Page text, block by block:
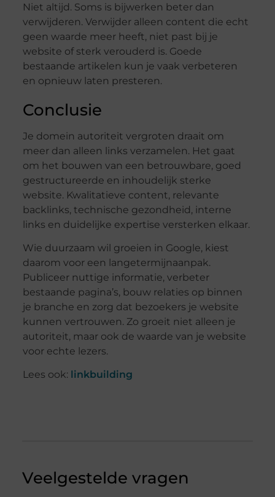
Niet altijd. Soms is bijwerken beter dan
verwijderen. Verwijder alleen content die echt
geen waarde meer heeft, niet past bij je
website of sterk verouderd is. Goede
bestaande artikelen kun je vaak verbeteren
en opnieuw laten presteren.
Conclusie
Je domein autoriteit vergroten draait om
meer dan alleen links verzamelen. Het gaat
om het bouwen van een betrouwbare, goed
gestructureerde en inhoudelijk sterke
website. Kwalitatieve content, relevante
backlinks, technische gezondheid, interne
links en duidelijke expertise versterken elkaar.
Wie duurzaam wil groeien in Google, kiest
daarom voor een langetermijnaanpak.
Publiceer nuttige informatie, verbeter
bestaande pagina’s, bouw relaties op binnen
je branche en zorg dat bezoekers je website
kunnen vertrouwen. Zo groeit niet alleen je
autoriteit, maar ook de waarde van je website
voor echte lezers.
Lees ook: linkbuilding
Veelgestelde vragen